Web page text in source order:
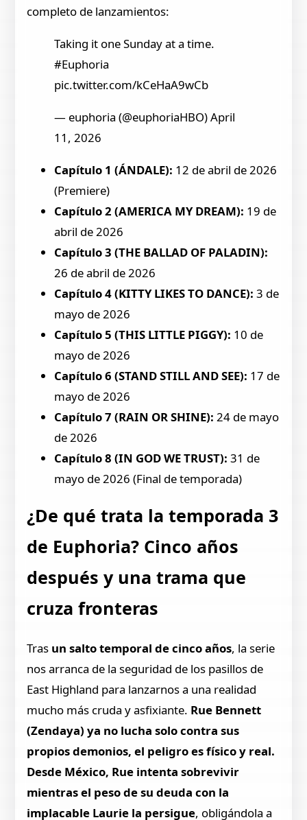
completo de lanzamientos:
Taking it one Sunday at a time.
#Euphoria
pic.twitter.com/kCeHaA9wCb
— euphoria (@euphoriaHBO) April
11, 2026
Capítulo 1 (ÁNDALE): 12 de abril de 2026
(Premiere)
Capítulo 2 (AMERICA MY DREAM): 19 de
abril de 2026
Capítulo 3 (THE BALLAD OF PALADIN):
26 de abril de 2026
Capítulo 4 (KITTY LIKES TO DANCE): 3 de
mayo de 2026
Capítulo 5 (THIS LITTLE PIGGY): 10 de
mayo de 2026
Capítulo 6 (STAND STILL AND SEE): 17 de
mayo de 2026
Capítulo 7 (RAIN OR SHINE): 24 de mayo
de 2026
Capítulo 8 (IN GOD WE TRUST): 31 de
mayo de 2026 (Final de temporada)
¿De qué trata la temporada 3
de Euphoria? Cinco años
después y una trama que
cruza fronteras
Tras un salto temporal de cinco años, la serie
nos arranca de la seguridad de los pasillos de
East Highland para lanzarnos a una realidad
mucho más cruda y asfixiante. Rue Bennett
(Zendaya) ya no lucha solo contra sus
propios demonios, el peligro es físico y real.
Desde México, Rue intenta sobrevivir
mientras el peso de su deuda con la
implacable Laurie la persigue, obligándola a